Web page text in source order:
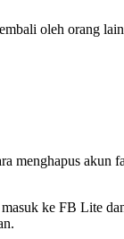
oleh orang
menghapus akun
ke FB Lite